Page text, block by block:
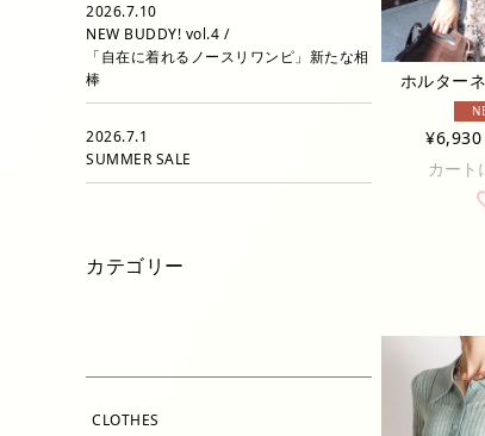
2026.7.10
NEW BUDDY! vol.4 /
「自在に着れるノースリワンピ」新たな相
棒
2026.7.1
SUMMER SALE
カテゴリー
CLOTHES
ホルター
¥6,930
カート